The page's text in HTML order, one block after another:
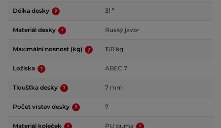
Délka desky 31 ʺ
Materiál desky Ruský javor
Maximální nosnost (kg) 150 kg
Ložiska ABEC 7
Tloušťka desky 7 mm
Počet vrstev desky 7
Materiál koleček PU guma